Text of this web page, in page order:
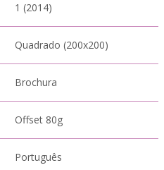
1 (2014)
Quadrado (200x200)
Brochura
Offset 80g
Português